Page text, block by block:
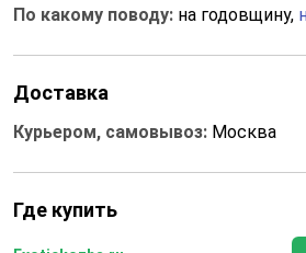
По какому поводу: на годовщину,
Доставка
Курьером, самовывоз: Москва
Где купить